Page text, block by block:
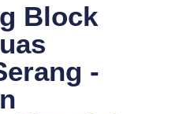
Block
-